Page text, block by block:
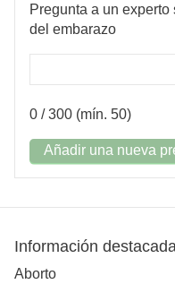
Pregunta a un
del embarazo
0 / 300 (mín. 50)
Añadir una nueva
Información
Aborto